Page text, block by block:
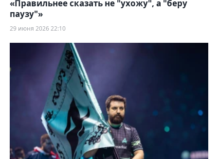
«Правильнее сказать не "ухожу", а "беру
паузу"»
29 июня 2026 22:10